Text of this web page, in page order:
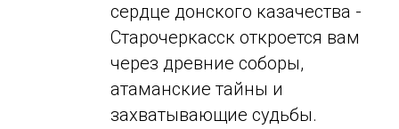
сердце донского казачества -
Старочеркасск откроется вам
через древние соборы,
атаманские тайны и
захватывающие судьбы.